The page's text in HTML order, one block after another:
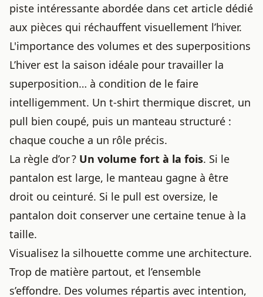
piste intéressante abordée dans cet article dédié
aux pièces qui réchauffent visuellement l’hiver.
L'importance des volumes et des superpositions
L’hiver est la saison idéale pour travailler la
superposition… à condition de le faire
intelligemment. Un t-shirt thermique discret, un
pull bien coupé, puis un manteau structuré :
chaque couche a un rôle précis.
La règle d’or ? Un volume fort à la fois. Si le
pantalon est large, le manteau gagne à être
droit ou ceinturé. Si le pull est oversize, le
pantalon doit conserver une certaine tenue à la
taille.
Visualisez la silhouette comme une architecture.
Trop de matière partout, et l’ensemble
s’effondre. Des volumes répartis avec intention,